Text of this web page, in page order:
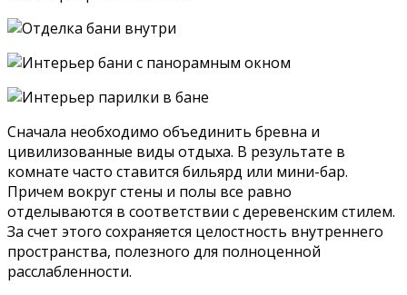
Сначала необходимо объединить бревна и
цивилизованные виды отдыха. В результате в
комнате часто ставится бильярд или мини-бар.
Причем вокруг стены и полы все равно
отделываются в соответствии с деревенским стилем.
За счет этого сохраняется целостность внутреннего
пространства, полезного для полноценной
расслабленности.